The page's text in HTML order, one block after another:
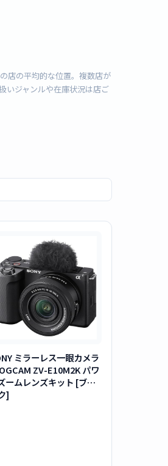
店の平均的な位置。複数店が
いジャンルや在庫状況は店ご
ミラーレス一眼カメラ
ZV-E10M2K パワ
ームレンズキット [ブラ
]